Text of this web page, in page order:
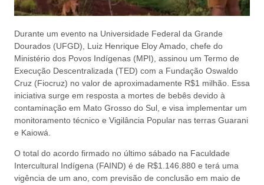
Durante um evento na Universidade Federal da Grande
Dourados (UFGD), Luiz Henrique Eloy Amado, chefe do
Ministério dos Povos Indígenas (MPI), assinou um Termo de
Execução Descentralizada (TED) com a Fundação Oswaldo
Cruz (Fiocruz) no valor de aproximadamente R$1 milhão. Essa
iniciativa surge em resposta a mortes de bebês devido à
contaminação em Mato Grosso do Sul, e visa implementar um
monitoramento técnico e Vigilância Popular nas terras Guarani
e Kaiowá.
O total do acordo firmado no último sábado na Faculdade
Intercultural Indígena (FAIND) é de R$1.146.880 e terá uma
vigência de um ano, com previsão de conclusão em maio de